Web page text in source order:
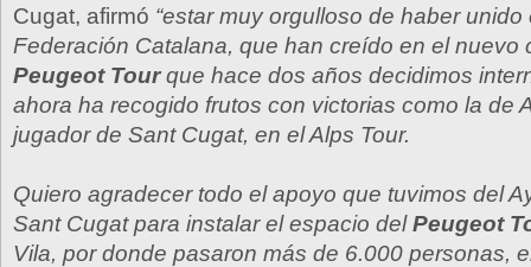
Cugat, afirmó “estar muy orgulloso de haber
Federación Catalana, que han creído en el nuevo
Peugeot Tourque hace dos años decidimos
ahora ha recogido frutos con victorias como la de
jugador de Sant Cugat, en el Alps Tour.
Quiero agradecer todo el apoyo que tuvimos del
Sant Cugat para instalar el espacio delPeugeot
Vila, por donde pasaron más de 6.000 personas,